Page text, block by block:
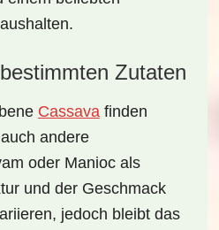
Zutaten
Cassavafinden
andere
oder Maniocals
und der Geschmack
jedoch bleibt das